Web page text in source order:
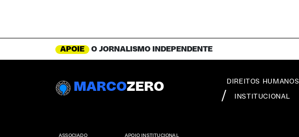
APOIE O JORNALISMO INDEPENDENTE
MARCOZERO DIREITOS HUMANOS
INSTITUCIONAL
ASSOCIADO APOIO INSTITUCIONAL